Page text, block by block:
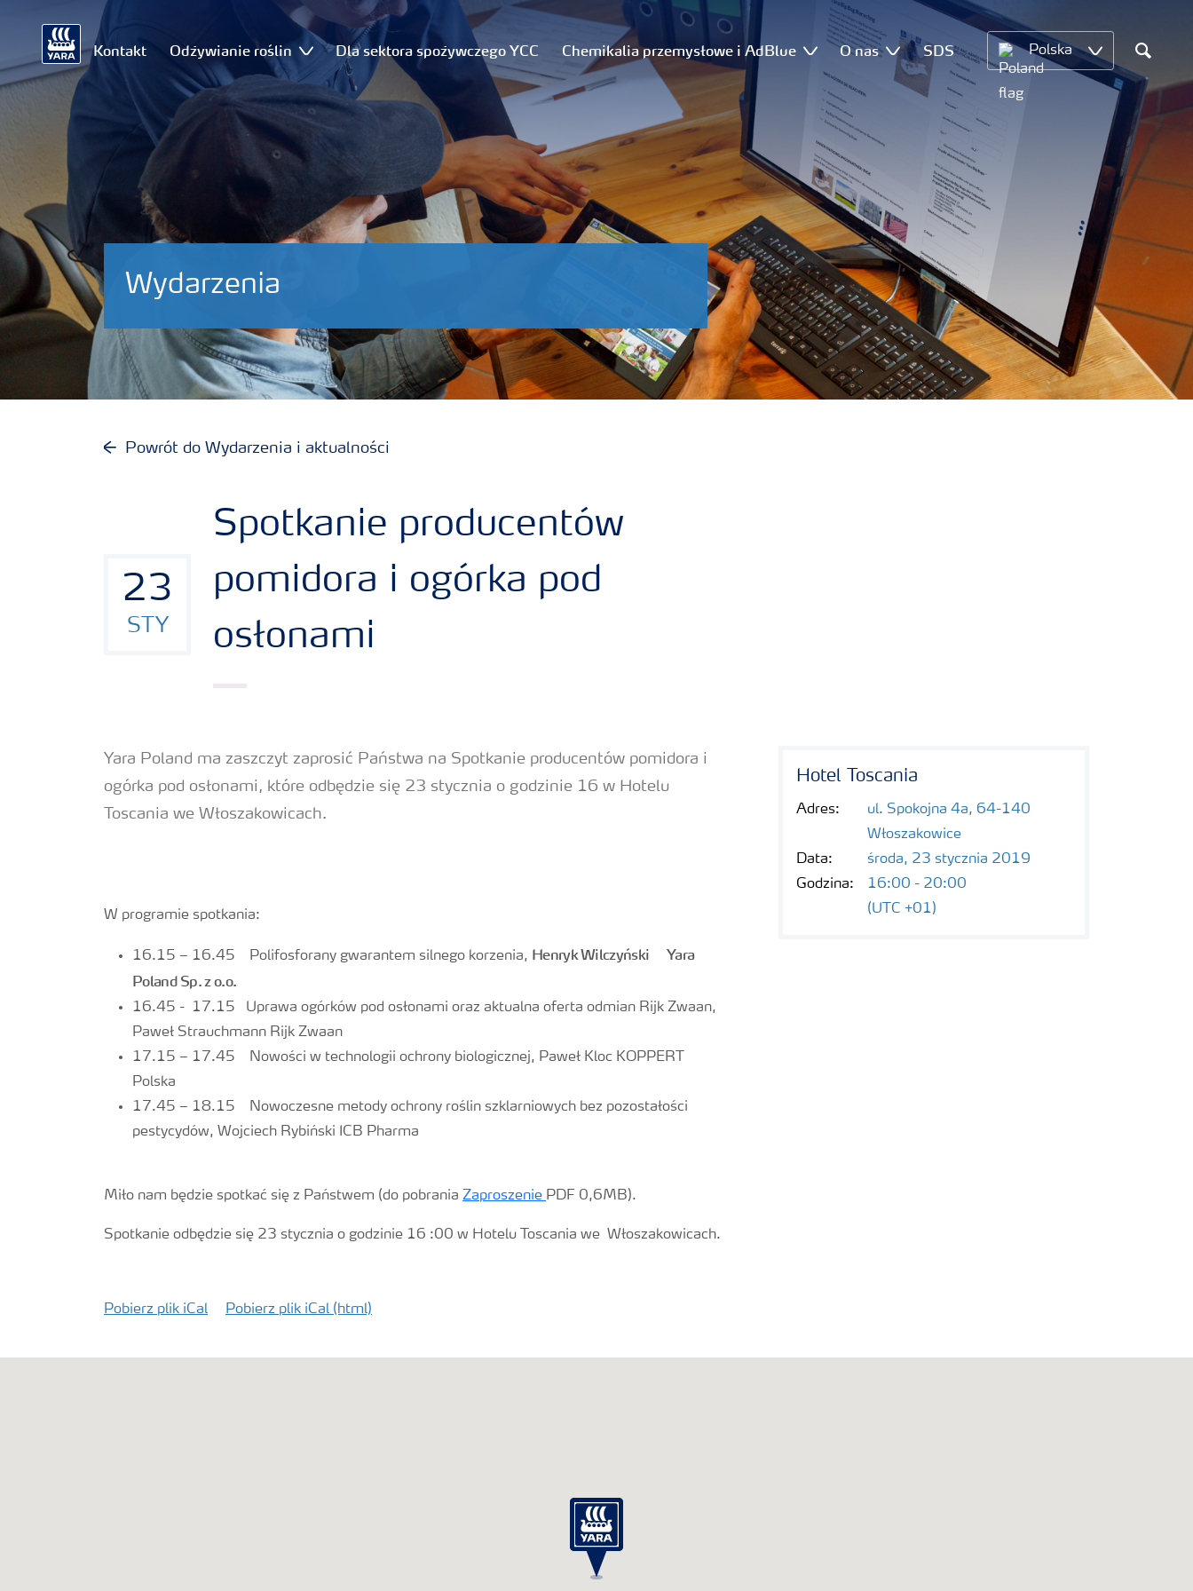
Kontakt Odżywianie roślin Dla sektora spożywczego YCC Chemikalia przemysłowe i AdBlue O nas SDS Polska
Search
Wydarzenia
Produkty
Narzędzia i usługi
Broszury Yara
Powrót do Wydarzenia i aktualności
23
STY
Spotkanie producentów
pomidora i ogórka pod
osłonami
Yara Poland ma zaszczyt zaprosić Państwa na Spotkanie producentów pomidora i
ogórka pod osłonami, które odbędzie się 23 stycznia o godzinie 16 w Hotelu
Toscania we Włoszakowicach.
W programie spotkania:
16.15 – 16.45 Polifosforany gwarantem silnego korzenia, Henryk Wilczyński Yara
Poland Sp. z o.o.
16.45 - 17.15 Uprawa ogórków pod osłonami oraz aktualna oferta odmian Rijk Zwaan,
Paweł Strauchmann Rijk Zwaan
17.15 – 17.45 Nowości w technologii ochrony biologicznej, Paweł Kloc KOPPERT
Polska
17.45 – 18.15 Nowoczesne metody ochrony roślin szklarniowych bez pozostałości
pestycydów, Wojciech Rybiński ICB Pharma
Miło nam będzie spotkać się z Państwem (do pobrania Zaproszenie PDF 0,6MB).
Spotkanie odbędzie się 23 stycznia o godzinie 16 :00 w Hotelu Toscania we Włoszakowicach.
Hotel Toscania
Adres:
ul. Spokojna 4a, 64-140
Włoszakowice
Data:
środa, 23 stycznia 2019
Godzina:
16:00 - 20:00
(UTC +01)
Pobierz plik iCal Pobierz plik iCal (html)